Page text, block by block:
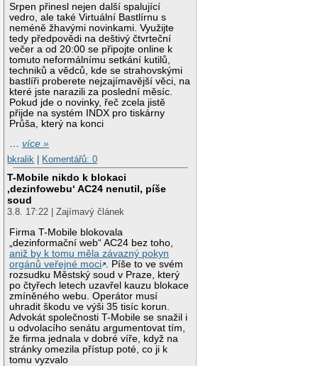
Srpen přinesl nejen další spalující
vedro, ale také Virtuální Bastlírnu s
neméně žhavými novinkami. Využijte
tedy předpovědi na deštivý čtvrteční
večer a od 20:00 se připojte online k
tomuto neformálnímu setkání kutilů,
techniků a vědců, kde se strahovskými
bastlíři proberete nejzajímavější věci, na
které jste narazili za poslední měsíc.
Pokud jde o novinky, řeč zcela jistě
přijde na systém INDX pro tiskárny
Průša, který na konci
…více »
bkralik | Komentářů: 0
T-Mobile nikdo k blokaci
‚dezinfowebu‘ AC24 nenutil, píše
soud
3.8. 17:22 | Zajímavý článek
Firma T-Mobile blokovala
„dezinformační web“ AC24 bez toho,
aniž by k tomu měla závazný pokyn
orgánů veřejné moci
. Píše to ve svém
rozsudku Městský soud v Praze, který
po čtyřech letech uzavřel kauzu blokace
zmíněného webu. Operátor musí
uhradit škodu ve výši 35 tisíc korun.
Advokát společnosti T-Mobile se snažil i
u odvolacího senátu argumentovat tím,
že firma jednala v dobré víře, když na
stránky omezila přístup poté, co ji k
tomu vyzvalo